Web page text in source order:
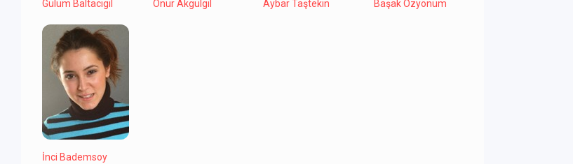
Gülüm Baltacıgil Onur Akgülgil Aybar Taştekin Başak Özyönüm
İnci Bademsoy